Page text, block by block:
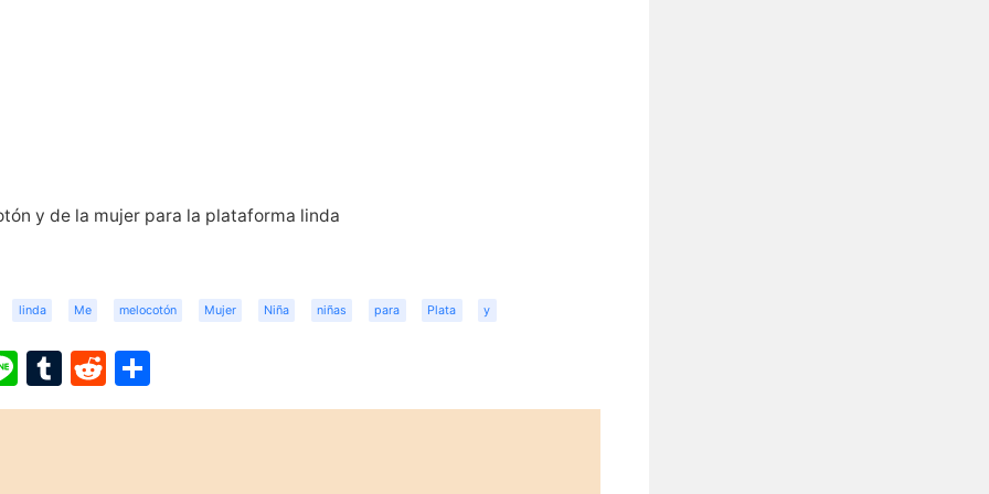
y de la mujer para la plataforma linda
linda Me melocotón Mujer Niña niñas para Plata y
LineTumblr
Reddit